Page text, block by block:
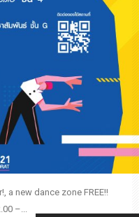
a new dance zone FREE!!
–...